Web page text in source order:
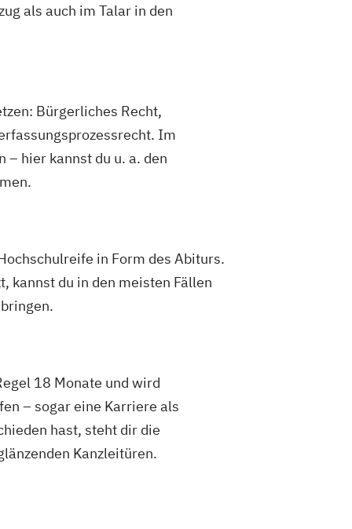
als auch im Talar in den
Bürgerliches Recht,
Im
– hier kannst du u. a. den
in Form des Abiturs.
kannst du in den meisten Fällen
18 Monate und wird
– sogar eine Karriere als
hast, steht dir die
Kanzleitüren.